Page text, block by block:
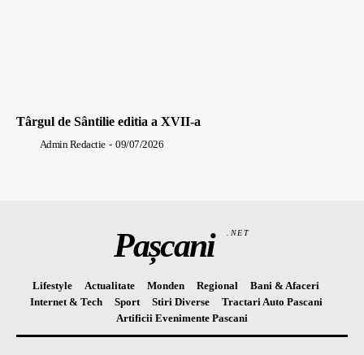
Târgul de Sântilie editia a XVII-a
Admin Redactie - 09/07/2026
Pașcani .NET
Lifestyle Actualitate Monden Regional
Bani & Afaceri
Internet & Tech
Sport Stiri Diverse
Tractari Auto Pascani
Artificii Evenimente Pascani